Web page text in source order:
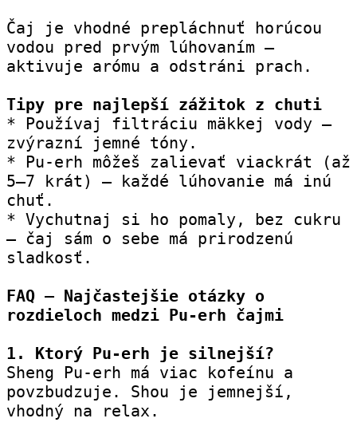
Čaj je vhodné prepláchnuť horúcou
vodou pred prvým lúhovaním –
aktivuje arómu a odstráni prach.
Tipy pre najlepší zážitok z chuti
* Používaj filtráciu mäkkej vody –
zvýrazní jemné tóny.
* Pu-erh môžeš zalievať viackrát (až
5–7 krát) – každé lúhovanie má inú
chuť.
* Vychutnaj si ho pomaly, bez cukru
– čaj sám o sebe má prirodzenú
sladkosť.
FAQ – Najčastejšie otázky o
rozdieloch medzi Pu-erh čajmi
1. Ktorý Pu-erh je silnejší?
Sheng Pu-erh má viac kofeínu a
povzbudzuje. Shou je jemnejší,
vhodný na relax.